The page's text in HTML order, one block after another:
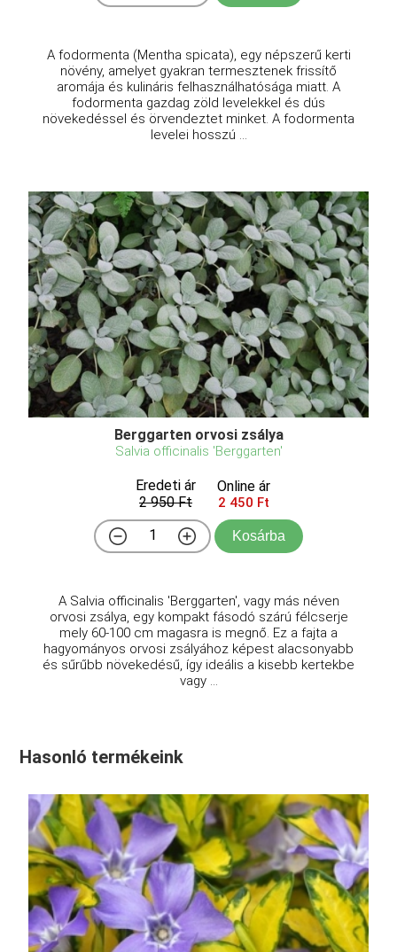
A fodormenta (Mentha spicata), egy népszerű kerti
növény, amelyet gyakran termesztenek frissítő
aromája és kulináris felhasználhatósága miatt. A
fodormenta gazdag zöld levelekkel és dús
növekedéssel és örvendeztet minket. A fodormenta
levelei hosszú ...
Berggarten orvosi zsálya
Salvia officinalis 'Berggarten'
Eredeti ár
2 950 Ft
Online ár
2 450 Ft
Kosárba
A Salvia officinalis 'Berggarten', vagy más néven
orvosi zsálya, egy kompakt fásodó szárú félcserje
mely 60-100 cm magasra is megnő. Ez a fajta a
hagyományos orvosi zsályához képest alacsonyabb
és sűrűbb növekedésű, így ideális a kisebb kertekbe
vagy ...
Hasonló termékeink